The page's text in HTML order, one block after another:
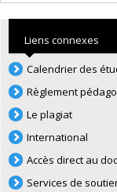
Liens connexes
Calendrier des
Règlement
Le plagiat
International
Accès direct au
Services de